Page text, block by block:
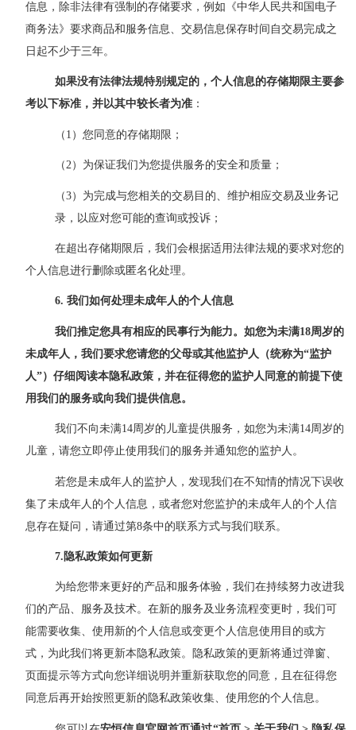
信息，除非法律有强制的存储要求，例如《中华人民共和国电子
商务法》要求商品和服务信息、交易信息保存时间自交易完成之
日起不少于三年。
如果没有法律法规特别规定的 ，个人信息的存储期限主要参
考以下标准 ，并以其中较长者为准 ：
（ 1）您同意的存储期限；
（2）为保证我们为您提供服务的安全和质量；
（3）为完成与您相关的交易目的、维护相应交易及业务记
录，以应对您可能的查询或投诉；
在超出存储期限后，我们会根据适用法律法规的要求对您的
个人信息进行删除或匿名化处理。
6. 我们如何处理未成年人的个人信息
我们推定您具有相应的民事行为能力。如您为未满18周岁的
未成年人，我们要求您请您的父母或其他监护人（统称为“监护
人”）仔细阅读本隐私政策，并在征得您的监护人同意的前提下使
用我们的服务或向我们提供信息。
我们不向未满14周岁的儿童提供服务，如您为未满14周岁的
儿童，请您立即停止使用我们的服务并通知您的监护人。
若您是未成年人的监护人，发现我们在不知情的情况下误收
集了未成年人的个人信息，或者您对您监护的未成年人的个人信
息存在疑问，请通过第8条中的联系方式与我们联系。
7. 隐私政策如何更新
为给您带来更好的产品和服务体验，我们在持续努力改进我
们的产品、服务及技术。在新的服务及业务流程变更时，我们可
能需要收集、使用新的个人信息或变更个人信息使用目的或方
式，为此我们将更新本隐私政策。隐私政策的更新将通过弹窗、
页面提示等方式向您详细说明并重新获取您的同意，且在征得您
同意后再开始按照更新的隐私政策收集、使用您的个人信息。